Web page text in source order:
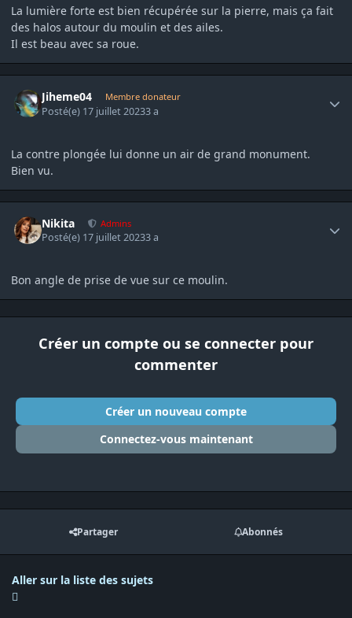
La lumière forte est bien récupérée sur la pierre, mais ça fait
des halos autour du moulin et des ailes.
Il est beau avec sa roue.
Jiheme04 Membre donateur
Posté(e) 17 juillet 20233 a
La contre plongée lui donne un air de grand monument.
Bien vu.
Nikita Admins
Posté(e) 17 juillet 20233 a
Bon angle de prise de vue sur ce moulin.
Créer un compte ou se connecter pour
commenter
Créer un nouveau compte
Connectez-vous maintenant
Partager Abonnés
Aller sur la liste des sujets